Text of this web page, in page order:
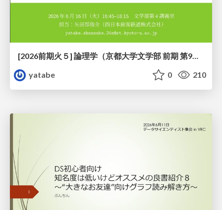
[2026前期火５] 論理学（京都大学文学部 前期 第9回）「正規化の停止性——ヒドラゲームによる証明」
yatabe
0 210